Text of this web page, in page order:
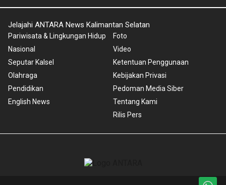
Jelajahi ANTARA News Kalimantan Selatan
Pariwisata & Lingkungan Hidup
Nasional
Seputar Kalsel
Olahraga
Pendidikan
English News
Foto
Video
Ketentuan Penggunaan
Kebijakan Privasi
Pedoman Media Siber
Tentang Kami
Rilis Pers